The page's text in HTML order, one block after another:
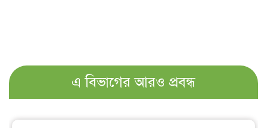
এ বিভাগের আরও প্রবন্ধ